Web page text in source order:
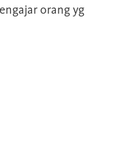
orang yg